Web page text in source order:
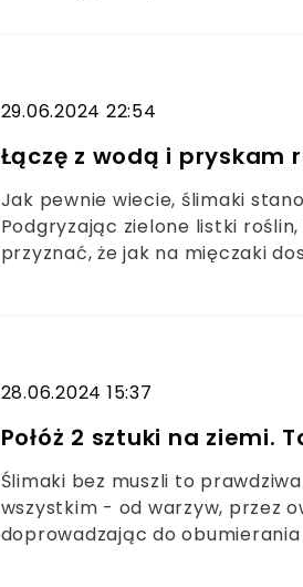
29.06.2024 22:54
Łączę z wodą i pryskam
Jak pewnie wiecie, ślimaki
Podgryzając zielone listki
przyznać, że jak na mięczaki
28.06.2024 15:37
Połóż 2 sztuki na ziemi.
Ślimaki bez muszli to
wszystkim - od warzyw, przez
doprowadzając do obumierania